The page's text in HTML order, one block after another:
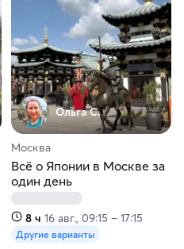
Ольга С.
Москва
Всё о Японии в Москве за
один день
8 ч 16 авг., 09:15 – 17:15
Другие варианты